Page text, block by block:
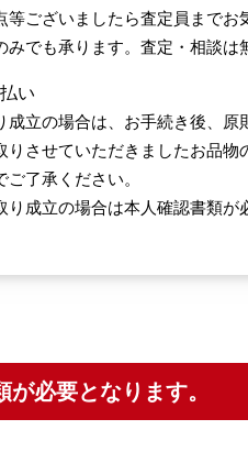
等ございましたら査定員までお
でも承ります。査定・相談は
い
成立の場合は、お手続き後、原
させていただきましたお品物
ご了承ください。
成立の場合は本人確認書類が
必要となります。